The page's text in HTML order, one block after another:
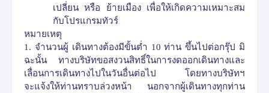
เปลี่ยน หรือ ย้ายเมือง เพื่อให้เกิดความเหมาะสม
กับโปรแกรมทัวร์
หมายเหตุ
1. จำนวนผู้ เดินทางต้องมีขั้นต่ำ 10 ท่าน ขึ้นไปต่อกรุ๊ป มิ
ฉะนั้น ทางบริษัทขอสงวนสิทธิ์ในการงดออกเดินทางและ
เลื่อนการเดินทางไปในวันอื่นต่อไป โดยทางบริษัทฯ
จะแจ้งให้ท่านทราบล่วงหน้า นอกจากผู้เดินทางทุกท่าน